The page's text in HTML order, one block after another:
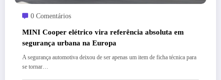
0 Comentários
MINI Cooper elétrico vira referência absoluta em
segurança urbana na Europa
A segurança automotiva deixou de ser apenas um item de ficha técnica para
se tornar…